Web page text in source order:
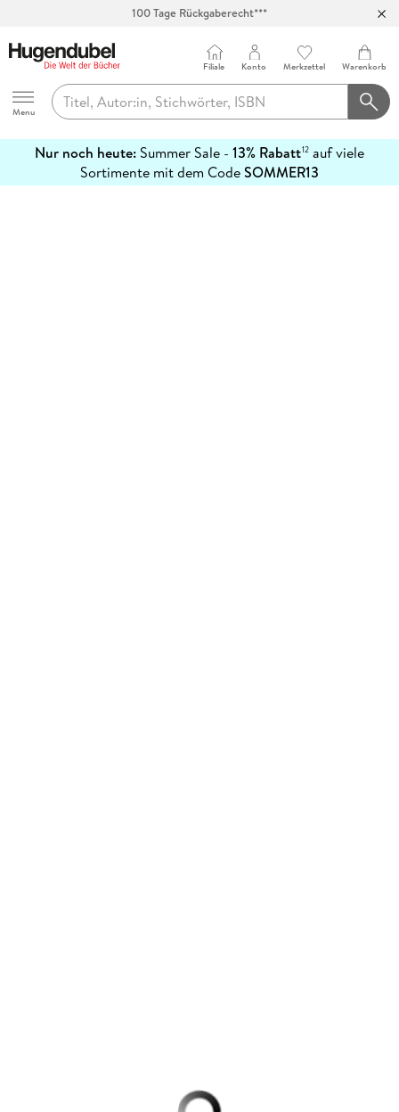
100 Tage Rückgaberecht***
Hugendubel
Menu
Filiale Konto Merkzettel Warenkorb
Nur noch heute: Summer Sale - 13% Rabatt12 auf viele
Sortimente mit dem CodeSOMMER13
erfahren